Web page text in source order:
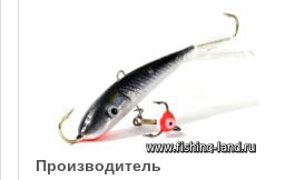
Производитель